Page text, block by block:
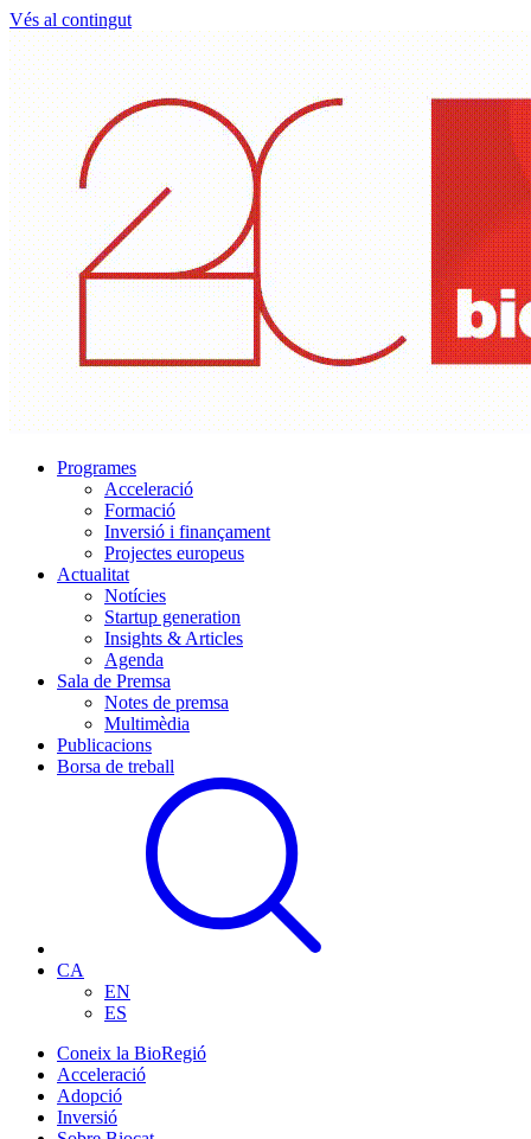
Vés al contingut
Programes
Acceleració
Formació
Inversió i finançament
Projectes europeus
Actualitat
Notícies
Startup generation
Insights & Articles
Agenda
Sala de Premsa
Notes de premsa
Multimèdia
Publicacions
Borsa de treball
CA
EN
ES
Coneix la BioRegió
Acceleració
Adopció
Inversió